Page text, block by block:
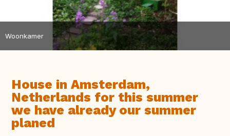
Woonkamer
House in Amsterdam,
Netherlands for this summer
we have already our summer
planed